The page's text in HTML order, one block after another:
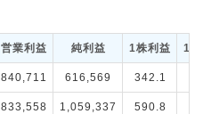
営業利益 純利益 1株利益 1
840,711 616,569 342.1
833,558 1,059,337 590.8